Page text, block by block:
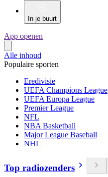
In je buurt
App openen
Alle inhoud
Populaire sporten
Eredivisie
UEFA Champions League
UEFA Europa League
Premier League
NFL
NBA Basketball
Major League Baseball
NHL
Top radiozenders